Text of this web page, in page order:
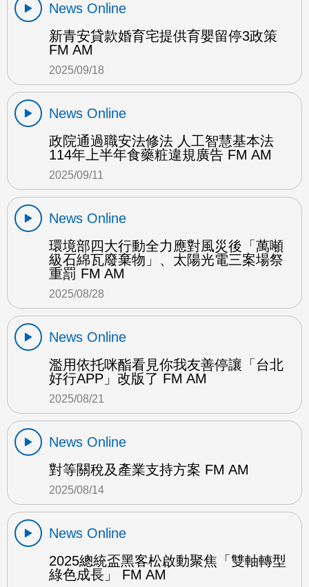
News Online
新青安貸款婚育宅提供育嬰留停3政策
FM AM
2025/09/18
News Online
政院通過職安法修法 人工智慧基本法
114年上半年食藥粧違規廣告 FM AM
2025/09/11
News Online
環境部四大行動全力應對風災後「萬噸
級石綿瓦廢棄物」、太陽光電三案場祭
重罰 FM AM
2025/08/28
News Online
濫用依托咪酯看見你我友善停讓「台北
好行APP」改版了 FM AM
2025/08/21
News Online
對等關稅及產業支持方案 FM AM
2025/08/14
News Online
2025總統盃黑客松啟動聚焦「雙軸轉型
綠色成長」 FM AM